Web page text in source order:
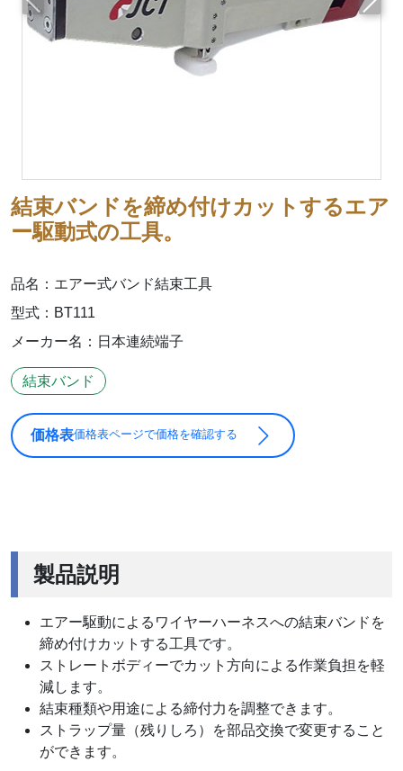
結束バンドを締め付けカットするエア
ー駆動式の工具。
品名：エアー式バンド結束工具
型式：BT111
メーカー名：日本連続端子
結束バンド
価格表価格表ページで価格を確認する
前へ 次へ
製品説明
エアー駆動によるワイヤーハーネスへの結束バンドを
締め付けカットする工具です。
ストレートボディーでカット方向による作業負担を軽
減します。
結束種類や用途による締付力を調整できます。
ストラップ量（残りしろ）を部品交換で変更すること
ができます。